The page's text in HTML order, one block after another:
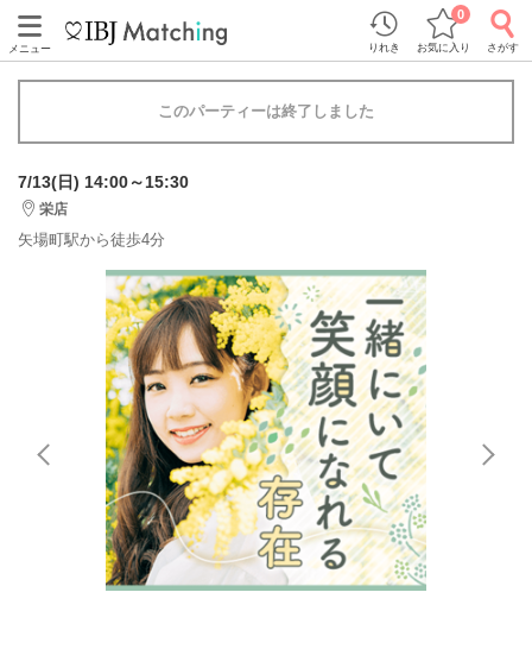
メニュー りれき お気に入り
0
さがす
このパーティーは終了しました
7/13(日) 14:00～15:30
栄店
矢場町駅から徒歩4分